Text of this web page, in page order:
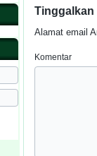
Tinggalkan
Alamat email
Komentar